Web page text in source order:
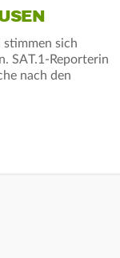
stimmen sich
SAT.1-Reporterin
nach den